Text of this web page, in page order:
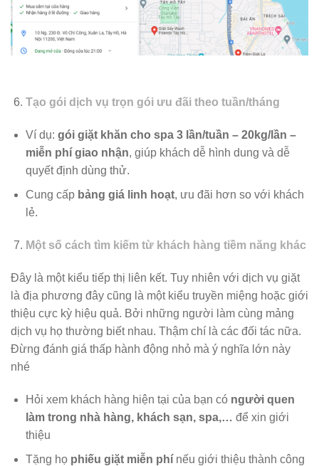
Tạo gói dịch vụ trọn gói ưu đãi theo tuần/tháng
Ví dụ: gói giặt khăn cho spa 3 lần/tuần – 20kg/lần –
miễn phí giao nhận, giúp khách dễ hình dung và dễ
quyết định dùng thử.
Cung cấp bảng giá linh hoạt, ưu đãi hơn so với khách
lẻ.
Một số cách tìm kiếm từ khách hàng tiềm năng khác
Đây là một kiểu tiếp thị liên kết. Tuy nhiên với dịch vụ giặt
là địa phương đây cũng là một kiểu truyền miệng hoặc giới
thiệu cực kỳ hiệu quả. Bởi những người làm cùng mảng
dịch vụ họ thường biết nhau. Thậm chí là các đối tác nữa.
Đừng đánh giá thấp hành động nhỏ mà ý nghĩa lớn này
nhé
Hỏi xem khách hàng hiện tại của bạn có người quen
làm trong nhà hàng, khách sạn, spa,… để xin giới
thiệu
Tặng họ phiếu giặt miễn phínếu giới thiệu thành công